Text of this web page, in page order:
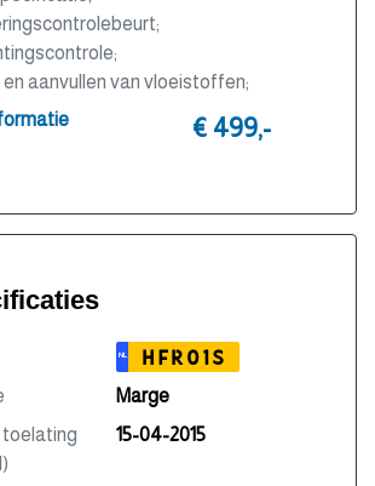
en aanvullen van vloeistoffen;
€ 499,-
NL HFR01S
Marge
15-04-2015